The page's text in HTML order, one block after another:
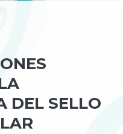
DEL SELLO